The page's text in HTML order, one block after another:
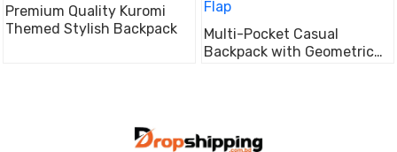
Premium Quality Kuromi
Themed Stylish Backpack
Multi-Pocket Casual
Backpack with Geometric